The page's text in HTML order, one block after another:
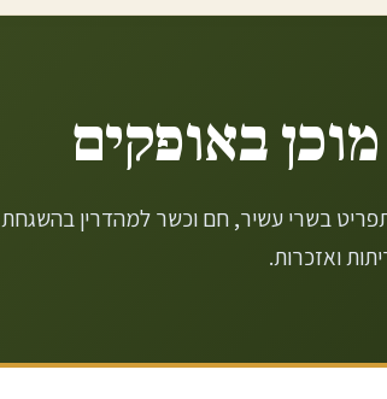
באופקים
בשרי עשיר, חם וכשר למהדרין בהשגחת
ואזכרות.